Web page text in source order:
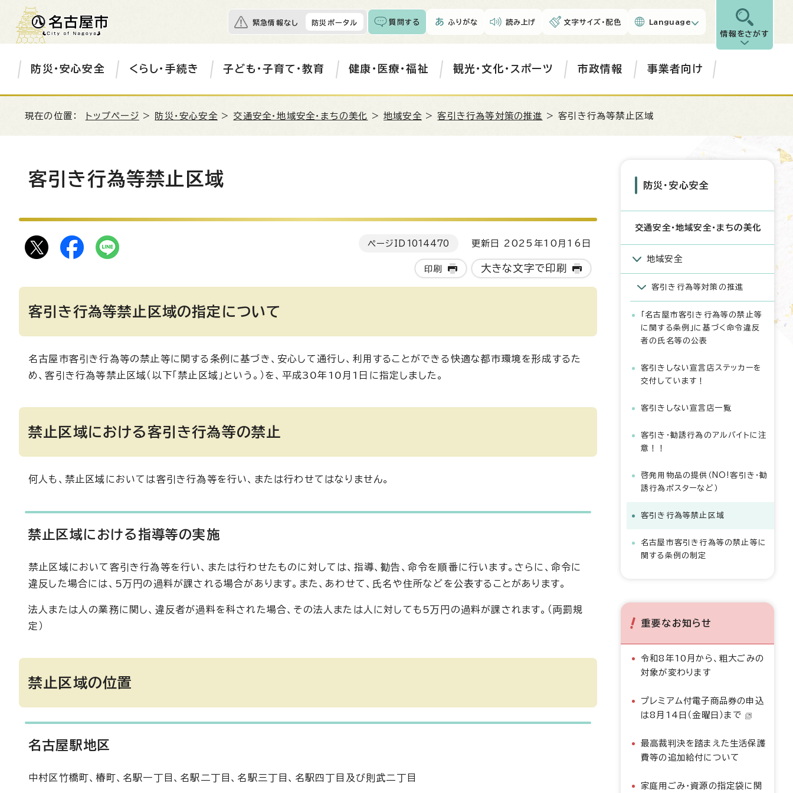
緊急情報なし 防災ポータル 質問する ふりがな 読み上げ 文字サイズ・配色 Language
情報をさがす
防災・安心安全 くらし・手続き 子ども・子育て・教育 健康・医療・福祉 観光・文化・スポーツ 市政情報 事業者向け
現在の位置： トップページ > 防災・安心安全> 交通安全・地域安全・まちの美化 >地域安全 >客引き行為等対策の推進 > 客引き行為等禁止区域
客引き行為等禁止区域
ページID 1014470 更新日 2025年10月16日
印刷 大きな文字で印刷
客引き行為等禁止区域の指定について
名古屋市客引き行為等の禁止等に関する条例に基づき、安心して通行し、利用することができる快適な都市環境を形成するた
め、客引き行為等禁止区域（以下「禁止区域」という。）を、平成30年10月1日に指定しました。
禁止区域における客引き行為等の禁止
何人も、禁止区域においては客引き行為等を行い、または行わせてはなりません。
禁止区域における指導等の実施
禁止区域において客引き行為等を行い、または行わせたものに対しては、指導、勧告、命令を順番に行います。さらに、命令に
違反した場合には、5万円の過料が課される場合があります。また、あわせて、氏名や住所などを公表することがあります。
法人または人の業務に関し、違反者が過料を科された場合、その法人または人に対しても5万円の過料が課されます。（両罰規
定）
禁止区域の位置
名古屋駅地区
中村区竹橋町、椿町、名駅一丁目、名駅二丁目、名駅三丁目、名駅四丁目及び則武二丁目
防災・安心安全
交通安全・地域安全・まちの美化
地域安全
客引き行為等対策の推進
「名古屋市客引き行為等の禁止等
に関する条例」に基づく命令違反
者の氏名等の公表
客引きしない宣言店ステッカーを
交付しています！
客引きしない宣言店一覧
客引き・勧誘行為のアルバイトに注
意！！
啓発用物品の提供（NO!客引き・勧
誘行為ポスターなど）
客引き行為等禁止区域
名古屋市客引き行為等の禁止等に
関する条例の制定
重要なお知らせ
令和8年10月から、粗大ごみの
対象が変わります
プレミアム付電子商品券の申込
は8月14日（金曜日）まで
最高裁判決を踏まえた生活保護
費等の追加給付について
家庭用ごみ・資源の指定袋に関